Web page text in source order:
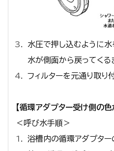
水圧で押し込むように水
水が側面から戻ってくる
フィルターを元通り取り
【循環アダプター受け側の色
＜呼び水手順＞
浴槽内の循環アダプター